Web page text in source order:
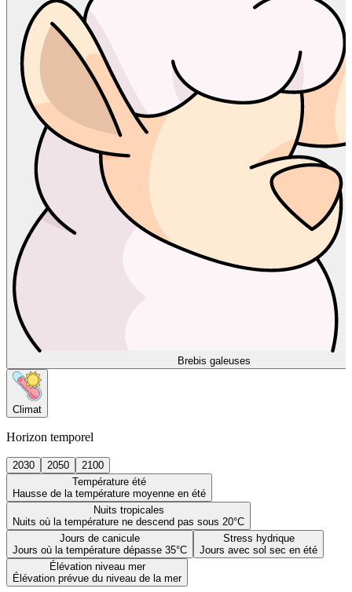
Brebis galeuses
Climat
Horizon temporel
2030 2050
2100
Température été
Hausse de la température moyenne en été
Nuits tropicales
Nuits où la température ne descend pas sous 20°C
Jours de canicule
Jours où la température dépasse 35°C
Stress hydrique
Jours avec sol sec en été
Élévation niveau mer
Élévation prévue du niveau de la mer